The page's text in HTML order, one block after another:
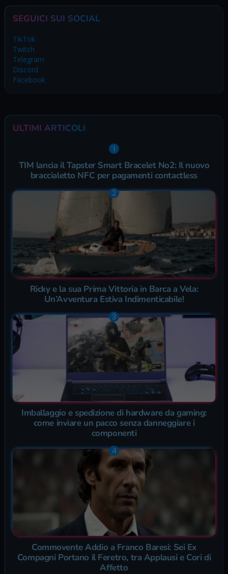
SEGUICI SUI SOCIAL
TikTok
Twitch
Telegram
Discord
Facebook
ULTIMI ARTICOLI
TIM lancia il Tapster Smart Bracelet No2: Il nuovo
braccialetto NFC per pagamenti contactless
Ricky e la sua Prima Vittoria in Barca a Vela:
Un’Avventura Estiva Indimenticabile!
Imballaggio e spedizione di hardware da gaming:
come inviare un pacco senza danneggiare i
componenti
Commovente Addio a Franco Baresi: Sei Ex
Compagni Portano il Feretro, tra Applausi e Cori di
Affetto